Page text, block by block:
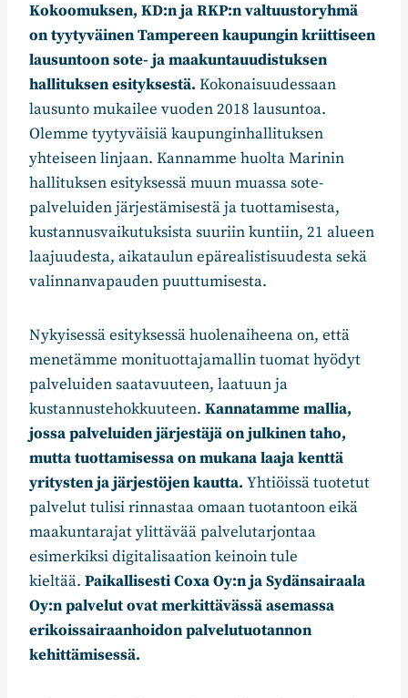
Kokoomuksen, KD:n ja RKP:n valtuustoryhmä
on tyytyväinen Tampereen kaupungin kriittiseen
lausuntoon sote- ja maakuntauudistuksen
hallituksen esityksestä. Kokonaisuudessaan
lausunto mukailee vuoden 2018 lausuntoa.
Olemme tyytyväisiä kaupunginhallituksen
yhteiseen linjaan. Kannamme huolta Marinin
hallituksen esityksessä muun muassa sote-
palveluiden järjestämisestä ja tuottamisesta,
kustannusvaikutuksista suuriin kuntiin, 21 alueen
laajuudesta, aikataulun epärealistisuudesta sekä
valinnanvapauden puuttumisesta.
Nykyisessä esityksessä huolenaiheena on, että
menetämme monituottajamallin tuomat hyödyt
palveluiden saatavuuteen, laatuun ja
kustannustehokkuuteen. Kannatamme mallia,
jossa palveluiden järjestäjä on julkinen taho,
mutta tuottamisessa on mukana laaja kenttä
yritysten ja järjestöjen kautta. Yhtiöissä tuotetut
palvelut tulisi rinnastaa omaan tuotantoon eikä
maakuntarajat ylittävää palvelutarjontaa
esimerkiksi digitalisaation keinoin tule
kieltää. Paikallisesti Coxa Oy:n ja Sydänsairaala
Oy:n palvelut ovat merkittävässä asemassa
erikoissairaanhoidon palvelutuotannon
kehittämisessä.